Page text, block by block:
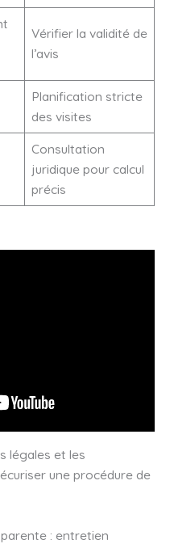
Vérifier la validité de
l’avis
Planification stricte
des visites
Consultation
juridique pour calcul
précis
légales et les
une procédure de
: entretien